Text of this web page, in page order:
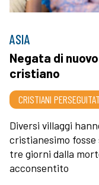
ASIA
Negata di
cristiano
CRISTIANI
Diversi villaggi
cristianesimo
tre giorni dalla
acconsentito